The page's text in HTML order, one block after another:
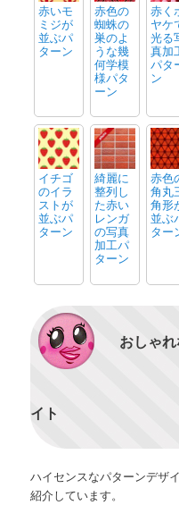
赤いモ
ミジが
並ぶパ
ターン
赤色の
蜘蛛の
巣のよ
うな幾
何学模
様パタ
ーン
赤く
ヤケ
光る
真加
パタ
ン
イチゴ
のイラ
ストが
並ぶパ
ターン
綺麗に
整列し
た赤い
レンガ
の写真
加工パ
ターン
赤色
角丸
角形
並ぶ
ター
おしゃ
イト
ハイセンスなパターンデザ
紹介しています。